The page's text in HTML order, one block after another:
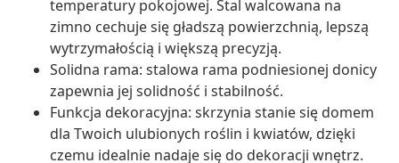
temperatury pokojowej. Stal walcowana na
zimno cechuje się gładszą powierzchnią, lepszą
wytrzymałością i większą precyzją.
Solidna rama: stalowa rama podniesionej donicy
zapewnia jej solidność i stabilność.
Funkcja dekoracyjna: skrzynia stanie się domem
dla Twoich ulubionych roślin i kwiatów, dzięki
czemu idealnie nadaje się do dekoracji wnętrz.